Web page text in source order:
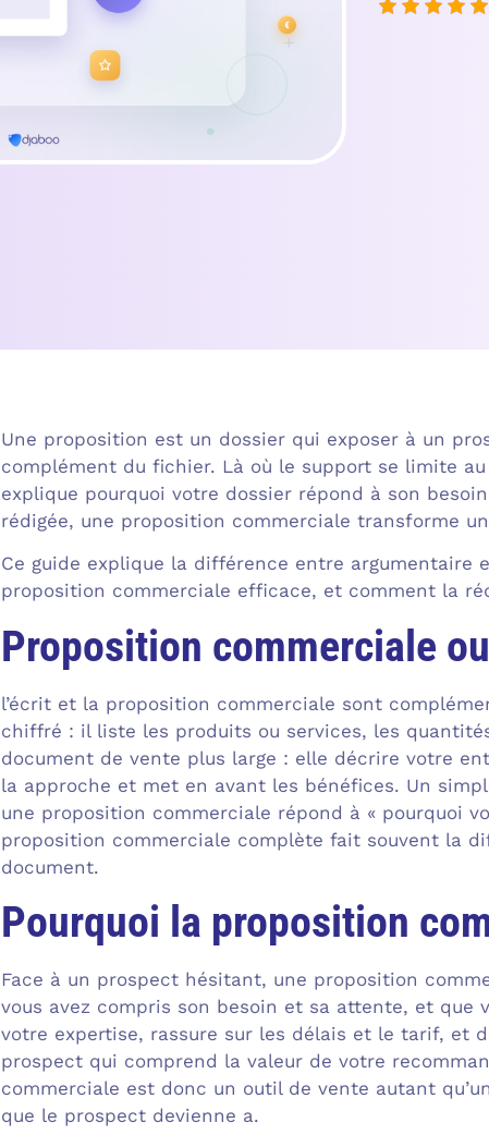
Une proposition est un dossier qui exposer à un
complément du fichier. Là où le support se limite
explique pourquoi votre dossier répond à son
rédigée, une proposition commerciale transforme
Ce guide explique la différence entre argumentaire
proposition commerciale efficace, et comment la
Proposition commerciale
l’écrit et la proposition commerciale sont
chiffré : il liste les produits ou services, les
document de vente plus large : elle décrire votre
la approche et met en avant les bénéfices. Un
une proposition commerciale répond à « pourquoi
proposition commerciale complète fait souvent la
document.
Pourquoi la proposition
Face à un prospect hésitant, une proposition
vous avez compris son besoin et sa attente, et
votre expertise, rassure sur les délais et le tarif, et
prospect qui comprend la valeur de votre
commerciale est donc un outil de vente autant
que le prospect devienne a.